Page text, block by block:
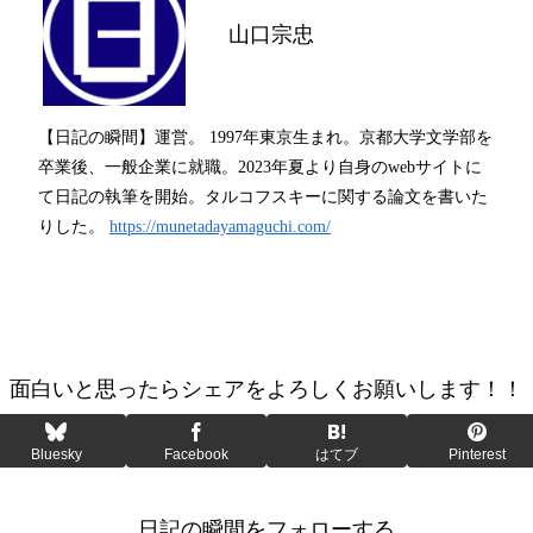
山口宗忠
【日記の瞬間】運営。 1997年東京生まれ。京都大学文学部を
卒業後、一般企業に就職。2023年夏より自身のwebサイトに
て日記の執筆を開始。タルコフスキーに関する論文を書いた
りした。 https://munetadayamaguchi.com/
面白いと思ったらシェアをよろしくお願いします！！
Bluesky Facebook はてブ Pinterest